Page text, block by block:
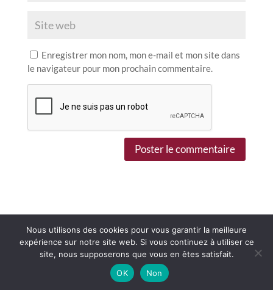
Enregistrer mon nom, mon e-mail et mon site dans
le navigateur pour mon prochain commentaire.
CGV Mentions légales
Contact
LIVRAISON OFFERTE dès 85€ d’achats
Nous utilisons des cookies pour vous garantir la meilleure
expérience sur notre site web. Si vous continuez à utiliser ce
site, nous supposerons que vous en êtes satisfait.
OK
Non